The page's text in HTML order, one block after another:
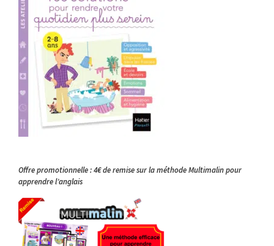
Offre promotionnelle : 4€ de remise sur la méthode Multimalin pour
apprendre l’anglais